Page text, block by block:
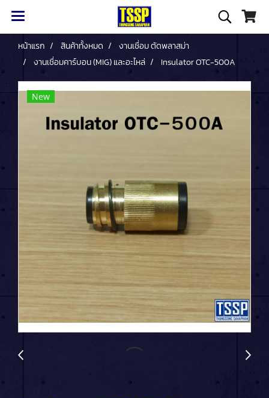
หน้าแรก สินค้าทั้งหมด
งานเชื่อม ตัดพลาสม่า
งานเชื่อมคาร์บอน (MIG) และอะไหล่
Insulator OTC-500A
New